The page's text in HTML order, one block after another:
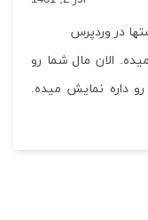
مال شما رو
میده.